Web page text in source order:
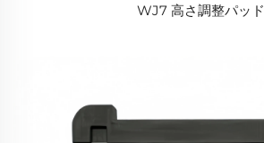
WJ7 高さ調整パッド